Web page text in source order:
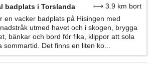
badplats i Torslanda
⟼ 3.9 km bort
en vacker badplats på Hisingen med
utmed havet och i skogen, brygga
bänkar och bord för fika, klippor att sola
sommartid. Det finns en liten ko...